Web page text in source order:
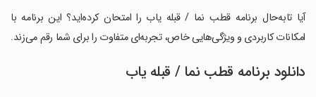
آیا تابه‌حال برنامه ‏‏قطب نما / قبله یاب را امتحان کرده‌اید؟ این برنامه با
امکانات کاربردی و ویژگی‌هایی خاص، تجربه‌ای متفاوت را برای شما رقم می‌زند.
دانلود برنامه ‏‏قطب نما / قبله یاب